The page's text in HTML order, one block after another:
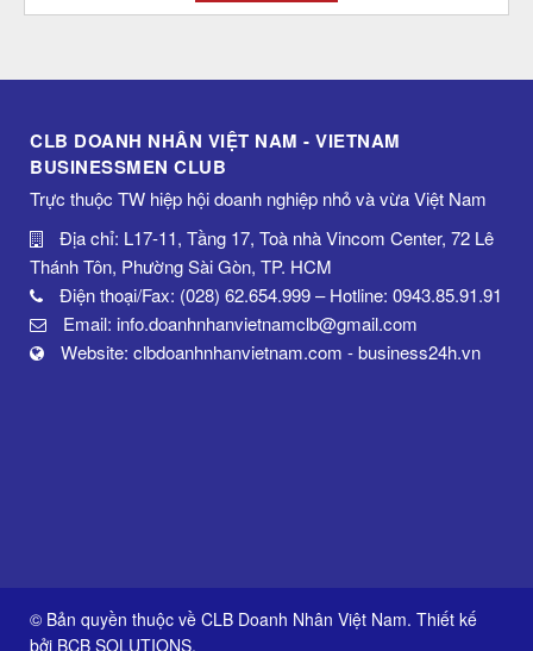
CLB DOANH NHÂN VIỆT NAM - VIETNAM
BUSINESSMEN CLUB
Trực thuộc TW hiệp hội doanh nghiệp nhỏ và vừa Việt Nam
Địa chỉ: L17-11, Tầng 17, Toà nhà Vincom Center, 72 Lê
Thánh Tôn, Phường Sài Gòn, TP. HCM
Điện thoại/Fax: (028) 62.654.999 – Hotline: 0943.85.91.91
Email: info.doanhnhanvietnamclb@gmail.com
Website: clbdoanhnhanvietnam.com - business24h.vn
© Bản quyền thuộc về CLB Doanh Nhân Việt Nam. Thiết kế
bởi BCB SOLUTIONS.